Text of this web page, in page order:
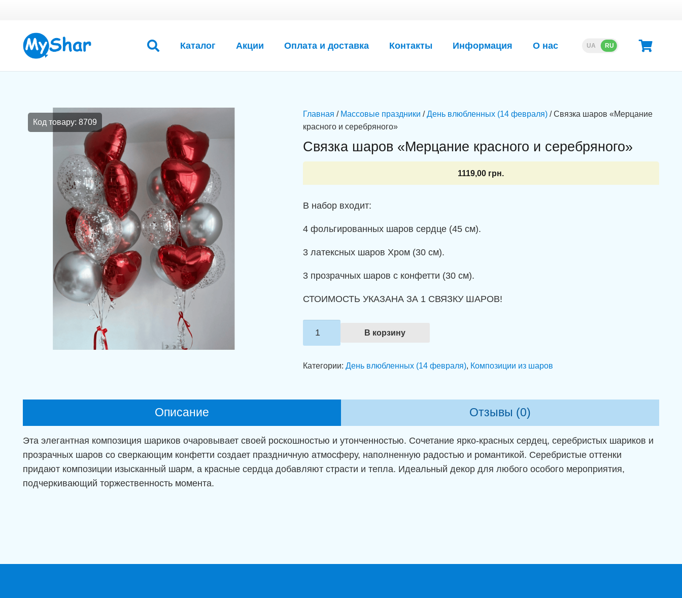
Каталог Акции Оплата и доставка Контакты Информация О нас UA RU
Код товару: 8709
Главная / Массовые праздники /День влюбленных (14 февраля)/ Связка шаров «Мерцание
красного и серебряного»
Связка шаров «Мерцание красного и серебряного»
1119,00 грн.
В набор входит:
4 фольгированных шаров сердце (45 см).
3 латексных шаров Хром (30 см).
3 прозрачных шаров с конфетти (30 см).
СТОИМОСТЬ УКАЗАНА ЗА 1 СВЯЗКУ ШАРОВ!
шаров
красного
серебряного"
В корзину
Категории: День влюбленных (14 февраля), Композиции из шаров
Описание Отзывы (0)
Эта элегантная композиция шариков очаровывает своей роскошностью и утонченностью. Сочетание ярко-красных сердец, серебристых шариков и
прозрачных шаров со сверкающим конфетти создает праздничную атмосферу, наполненную радостью и романтикой. Серебристые оттенки
придают композиции изысканный шарм, а красные сердца добавляют страсти и тепла. Идеальный декор для любого особого мероприятия,
подчеркивающий торжественность момента.